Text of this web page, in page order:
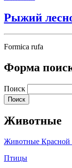
Рыжий
Formica rufa
Форма
Поиск
Животные
Животные Красной
Птицы